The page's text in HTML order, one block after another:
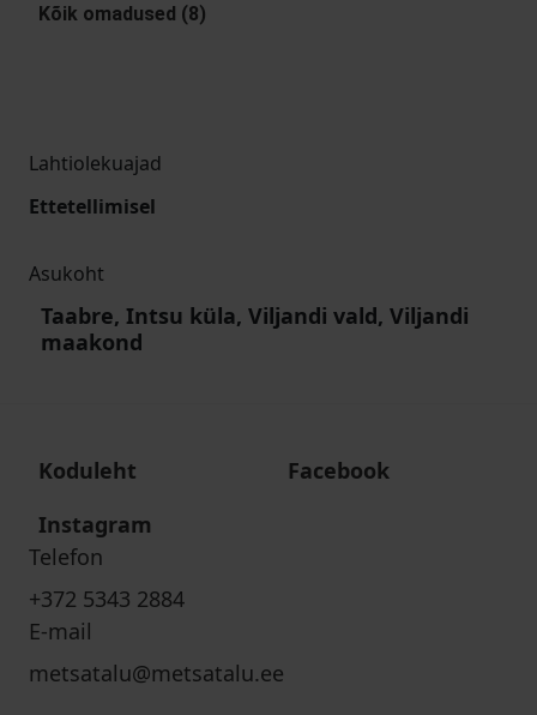
Kõik omadused (8)
Lahtiolekuajad
Ettetellimisel
Asukoht
Taabre, Intsu küla, Viljandi vald, Viljandi
maakond
Koduleht
Facebook
Instagram
Telefon
+372 5343 2884
E-mail
metsatalu@metsatalu.ee